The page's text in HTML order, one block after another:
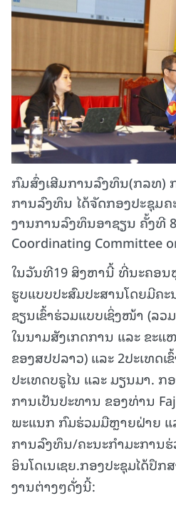
ກົມສົ່ງເສີມການລົງທຶນ(ກລທ)
ການລົງທຶນ ໄດ້ຈັດກອງປະຊຸມ
ງານການລົງທຶນອາຊຽນ ຄັ້ງທີ
Coordinating Committee
ໃນວັນທີ19 ສິງຫານີ້ ທີ່ນະຄອນ
ຮູບແບບປະສົມປະສານໂດຍມີຄ
ຊຽນເຂົ້າຮ່ວມແບບເຊິ່ງໜ້າ (ລ
ໃນນາມສັງເກດການ ແລະ ຂະ
ຂອງສປປລາວ) ແລະ 2ປະເທດ
ປະເທດບຣູໄນ ແລະ ມຽນມາ. ກ
ການເປັນປະທານ ຂອງທ່ານ
ພະແນກ ກົມຮ່ວມມືຫຼາຍຝ່າຍ
ການລົງທຶນ/ຄະນະກຳມະການ
ອິນໂດເນເຊຍ.ກອງປະຊຸມໄດ້ປຶ
ງານຕ່າງໆດັ່ງນີ້: